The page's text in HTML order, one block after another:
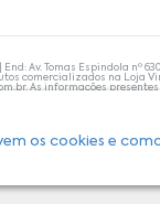
os cookies e
Av. Tomas Espindola nº
comercializados na Loja
. As informações
o médico está capacitado
Permanente trabalha com as
dos clientes são